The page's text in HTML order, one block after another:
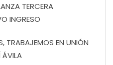
TERCERA
INGRESO
TRABAJEMOS EN UNIÓN
ÁVILA